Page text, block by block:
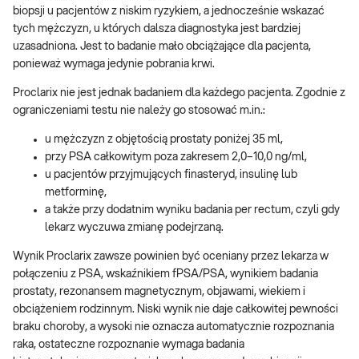
biopsji u pacjentów z niskim ryzykiem, a jednocześnie wskazać
tych mężczyzn, u których dalsza diagnostyka jest bardziej
uzasadniona. Jest to badanie mało obciążające dla pacjenta,
ponieważ wymaga jedynie pobrania krwi.
Proclarix nie jest jednak badaniem dla każdego pacjenta. Zgodnie z
ograniczeniami testu nie należy go stosować m.in.:
u mężczyzn z objętością prostaty poniżej 35 ml,
przy PSA całkowitym poza zakresem 2,0–10,0 ng/ml,
u pacjentów przyjmujących finasteryd, insulinę lub
metforminę,
a także przy dodatnim wyniku badania per rectum, czyli gdy
lekarz wyczuwa zmianę podejrzaną.
Wynik Proclarix zawsze powinien być oceniany przez lekarza w
połączeniu z PSA, wskaźnikiem fPSA/PSA, wynikiem badania
prostaty, rezonansem magnetycznym, objawami, wiekiem i
obciążeniem rodzinnym. Niski wynik nie daje całkowitej pewności
braku choroby, a wysoki nie oznacza automatycznie rozpoznania
raka, ostateczne rozpoznanie wymaga badania